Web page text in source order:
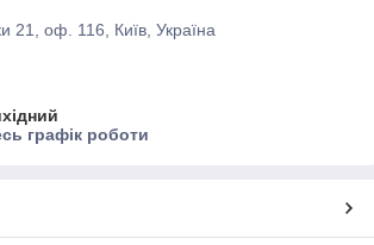
21, оф. 116, Київ, Україна
графік роботи